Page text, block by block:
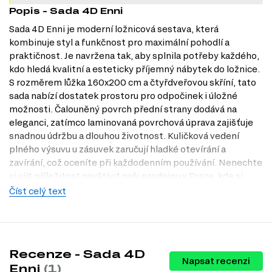
Popis - Sada 4D Enni
Sada 4D Enni je moderní ložnicová sestava, která
kombinuje styl a funkčnost pro maximální pohodlí a
praktičnost. Je navržena tak, aby splnila potřeby každého,
kdo hledá kvalitní a esteticky příjemný nábytek do ložnice.
S rozměrem lůžka 160x200 cm a čtyřdveřovou skříní, tato
sada nabízí dostatek prostoru pro odpočinek i úložné
možnosti. Čalouněný povrch přední strany dodává na
eleganci, zatímco laminovaná povrchová úprava zajišťuje
snadnou údržbu a dlouhou životnost. Kuličková vedení
plného výsuvu u zásuvek zaručují hladké otevírání a
zavírání, což oceníte při každodenním používání. Nenechte
si ujít příležitost navštívit naši prodejnu v Praze, kde si
můžete tuto skvělou sestavu prohlédnout na vlastní oči a
dodává ložnici sofistikovaný nádech, který se hodí do různých
interiérů.
Číst celý text
Recenze - Sada 4D
Enni (1)
Napsat recenzi